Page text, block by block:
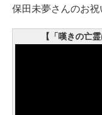
保田未夢さんのお祝
【「嘆きの亡